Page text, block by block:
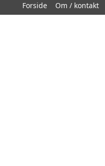
Forside
Om / kontakt